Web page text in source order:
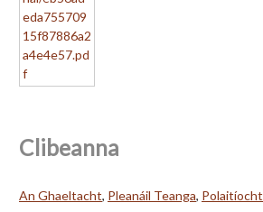
Clibeanna
An Ghaeltacht, Pleanáil Teanga, Polaitíocht